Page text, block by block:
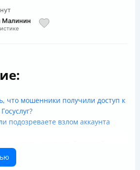
Малинин
что мошенники получили доступ к
подозреваете взлом аккаунта
Госуслуг от взлома в